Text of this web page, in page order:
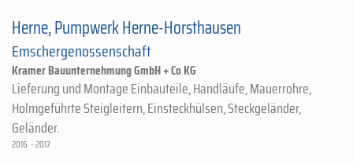
Herne, Pumpwerk Herne-Horsthausen
Emschergenossenschaft
Kramer Bauunternehmung GmbH + Co KG
Lieferung und Montage Einbauteile, Handläufe, Mauerrohre,
Holmgeführte Steigleitern, Einsteckhülsen, Steckgeländer,
Geländer.
2016 - 2017